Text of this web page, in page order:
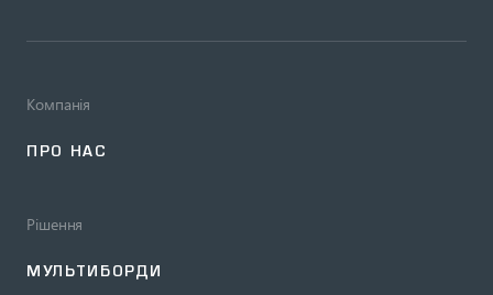
Компанія
ПРО НАС
Рішення
МУЛЬТИБОРДИ